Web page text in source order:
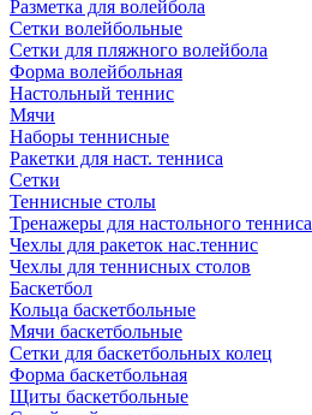
Разметка для волейбола
Сетки волейбольные
Сетки для пляжного волейбола
Форма волейбольная
Настольный теннис
Мячи
Наборы теннисные
Ракетки для наст. тенниса
Сетки
Теннисные столы
Тренажеры для настольного тенниса
Чехлы для ракеток нас.теннис
Чехлы для теннисных столов
Баскетбол
Кольца баскетбольные
Мячи баскетбольные
Сетки для баскетбольных колец
Форма баскетбольная
Щиты баскетбольные